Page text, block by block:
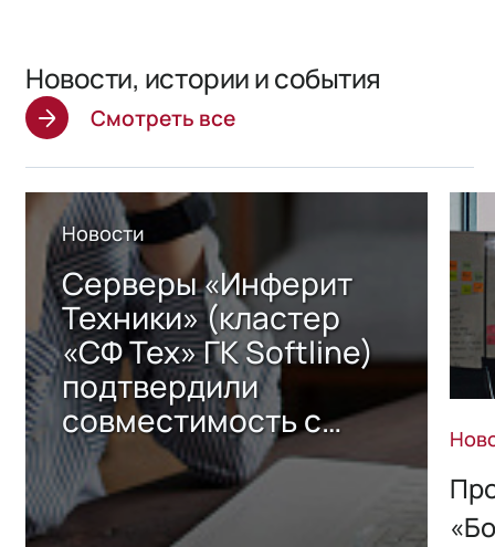
Новости, истории и события
Смотреть все
Новости
Серверы «Инферит
Техники» (кластер
«СФ Тех» ГК Softline)
подтвердили
совместимость с
решением Sharx
Storage 2.x для
хранения данных